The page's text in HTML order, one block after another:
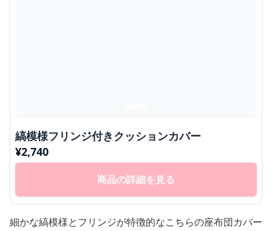
縞模様フリンジ付きクッションカバー
¥2,740
商品の詳細を見る
細かな縞模様とフリンジが特徴的なこちらの座布団カバー